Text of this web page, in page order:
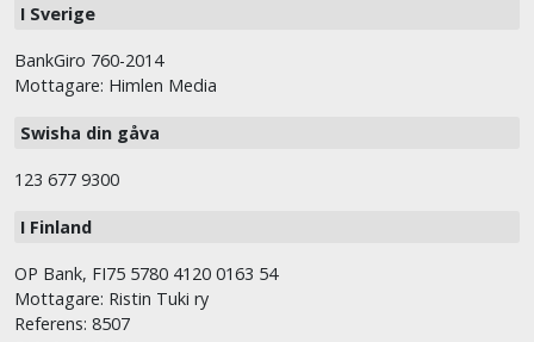
I Sverige
BankGiro 760-2014
Mottagare: Himlen Media
Swisha din gåva
123 677 9300
I Finland
OP Bank, FI75 5780 4120 0163 54
Mottagare: Ristin Tuki ry
Referens: 8507